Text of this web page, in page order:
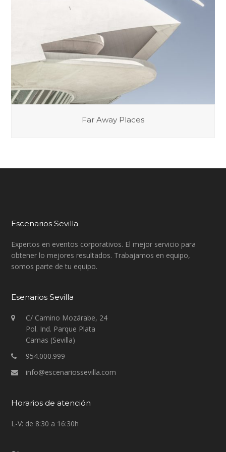
Far Away Places
Escenarios Sevilla
Expertos en eventos corporativos. El mejor servicio para
obtener lo mejores resultados. Trabajamos en equipo,
somos parte de tu equipo.
Esenarios Sevilla
C/ Camino Mozárabe, 24
Pol. Ind. Parque Plata
Camas (Sevilla)
954.000.999
info@escenariossevilla.com
Horarios de atención
L-V: de 8:30 a 16:30h